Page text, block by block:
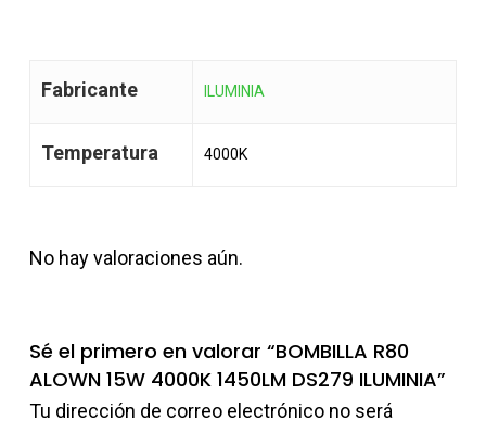
Fabricante ILUMINIA
Temperatura 4000K
No hay valoraciones aún.
Sé el primero en valorar “BOMBILLA R80
ALOWN 15W 4000K 1450LM DS279 ILUMINIA”
Tu dirección de correo electrónico no será